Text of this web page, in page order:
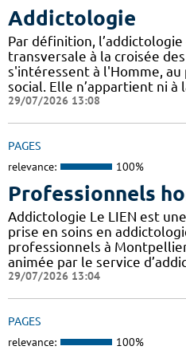
Addictologie
Par définition,
transversale à la croisée
s'intéressent à l'Homme,
social. Elle n’appartient ni à
29/07/2026 13:08
PAGES
relevance: 100%
Professionnels
Addictologie Le LIEN est
prise en soins en
professionnels à
animée par le service
29/07/2026 13:04
PAGES
relevance: 100%